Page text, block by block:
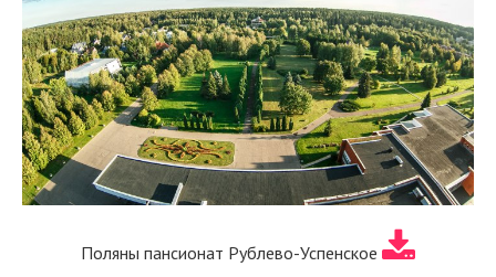
Поляны пансионат Рублево-Успенское